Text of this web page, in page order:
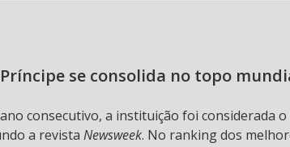
se consolida no topo
consecutivo, a instituição foi considerada
a revista Newsweek. No ranking dos